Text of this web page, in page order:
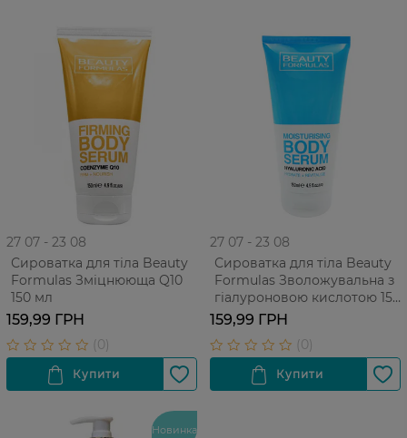
27 07 - 23 08
Сироватка для тіла Beauty
Formulas Зміцнююща Q10
150 мл
159,99 ГРН
27 07 - 23 08
Сироватка для тіла Beauty
Formulas Зволожувальна з
гіалуроновою кислотою 150
мл
159,99 ГРН
Новинка